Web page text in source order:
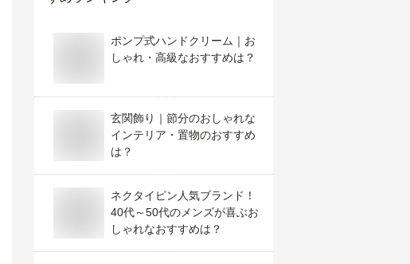
ポンプ式ハンドクリーム｜お
しゃれ・高級なおすすめは？
玄関飾り｜節分のおしゃれな
インテリア・置物のおすすめ
は？
ネクタイピン人気ブランド！
40代～50代のメンズが喜ぶお
しゃれなおすすめは？